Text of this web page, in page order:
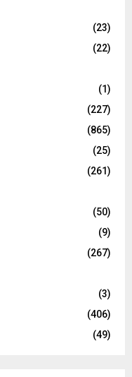
(23)
(22)
(1)
(227)
(865)
(25)
(261)
(50)
(9)
(267)
(3)
(406)
(49)